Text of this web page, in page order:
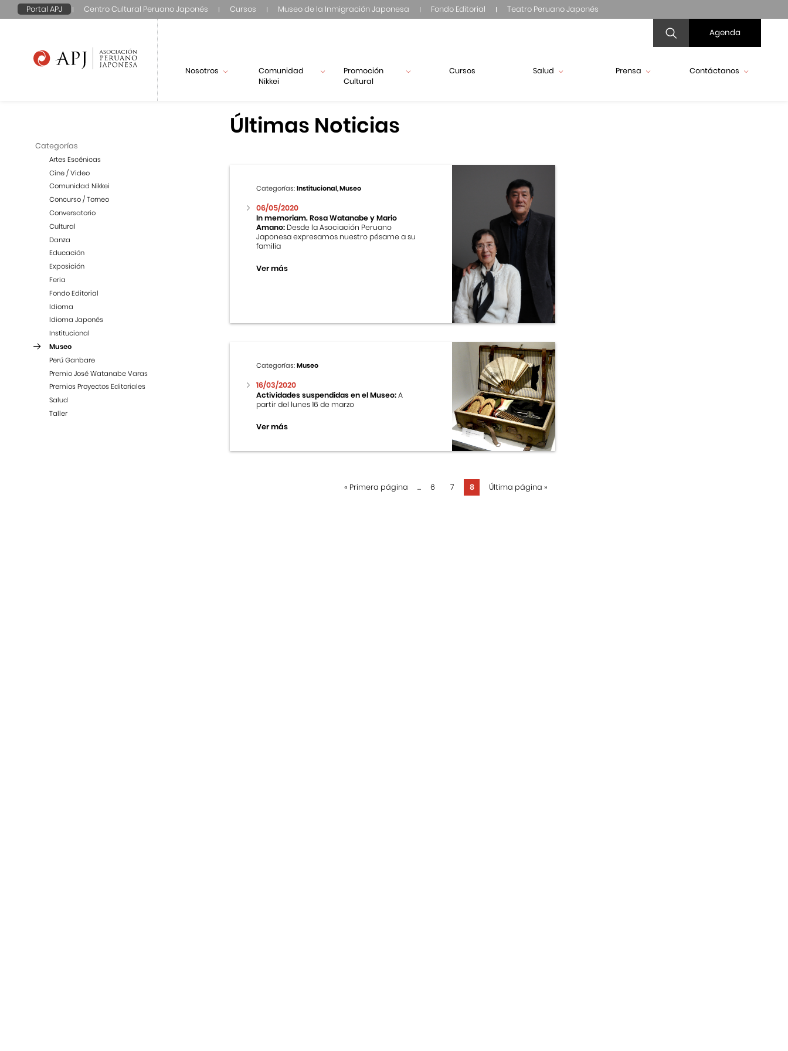
Portal APJ Centro Cultural Peruano Japonés Cursos Museo de la Inmigración Japonesa Fondo Editorial Teatro Peruano Japonés
Agenda
Nosotros
Comunidad
Nikkei
Promoción
Cultural
Cursos Salud Prensa Contáctanos
Categorías
Artes Escénicas
Cine / Video
Comunidad Nikkei
Concurso / Torneo
Conversatorio
Cultural
Danza
Educación
Exposición
Feria
Fondo Editorial
Idioma
Idioma Japonés
Institucional
Museo
Perú Ganbare
Premio José Watanabe Varas
Premios Proyectos Editoriales
Salud
Taller
Últimas Noticias
Categorías:Institucional, Museo
06/05/2020
In memoriam. Rosa Watanabe y Mario
Amano: Desde la Asociación Peruano
Japonesa expresamos nuestro pésame a su
familia
Ver más
Categorías:Museo
16/03/2020
Actividades suspendidas en el Museo:A
partir del lunes 16 de marzo
Ver más
« Primera página ... 6 7 8 Última página »